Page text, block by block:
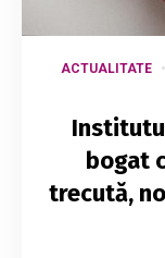
ACTUALITATE
bogat
trecută,